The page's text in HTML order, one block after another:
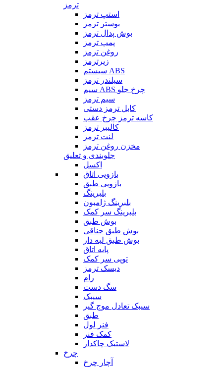
ترمز
استپ ترمز
بوستر ترمز
بوش پدال ترمز
پمپ ترمز
روغن ترمز
زیرترمز
سیستم ABS
سیلندر ترمز
سیم ABS چرخ جلو
سیم ترمز
کابل ترمز دستی
کاسه ترمز چرخ عقب
کالیبر ترمز
لنت ترمز
مخزن روغن ترمز
جلوبندی و تعلیق
اکسل
بازویی اتاق
بازویی طبق
بلبرینگ
بلبرینگ ژامبون
بلبرینگ سر کمک
بوش طبق
بوش طبق جناقی
بوش طبق لبه دار
پایه اتاق
توپی سر کمک
دیسک ترمز
رام
سگ دست
سیبک
سیبک تعادل موج گیر
طبق
فنر لول
کمک فنر
لاستیک چاکدار
چرخ
آچار چرخ